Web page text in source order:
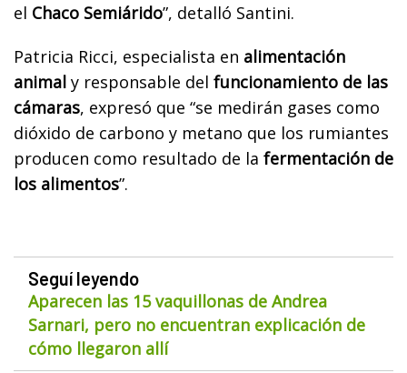
el Chaco Semiárido”, detalló Santini.
Patricia Ricci, especialista en alimentación
animal y responsable del funcionamiento de las
cámaras, expresó que “se medirán gases como
dióxido de carbono y metano que los rumiantes
producen como resultado de la fermentación de
los alimentos”.
Seguí leyendo
Aparecen las 15 vaquillonas de Andrea
Sarnari, pero no encuentran explicación de
cómo llegaron allí